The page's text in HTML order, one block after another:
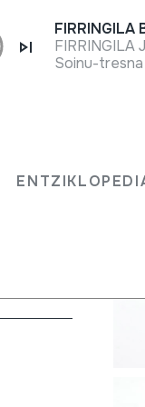
FIRRINGILA
FIRRINGILA
Soinu-